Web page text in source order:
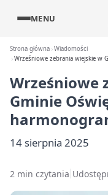
MENU
Strona główna Wiadomości
Wrześniowe zebrania wiejskie
Wrześniowe
Gminie
14 sierpnia 2025
2 min czytania